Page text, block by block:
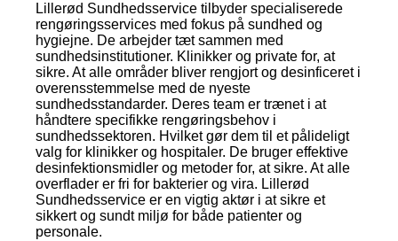
Lillerød Sundhedsservice tilbyder specialiserede
rengøringsservices med fokus på sundhed og
hygiejne. De arbejder tæt sammen med
sundhedsinstitutioner. Klinikker og private for, at
sikre. At alle områder bliver rengjort og desinficeret i
overensstemmelse med de nyeste
sundhedsstandarder. Deres team er trænet i at
håndtere specifikke rengøringsbehov i
sundhedssektoren. Hvilket gør dem til et pålideligt
valg for klinikker og hospitaler. De bruger effektive
desinfektionsmidler og metoder for, at sikre. At alle
overflader er fri for bakterier og vira. Lillerød
Sundhedsservice er en vigtig aktør i at sikre et
sikkert og sundt miljø for både patienter og
personale.